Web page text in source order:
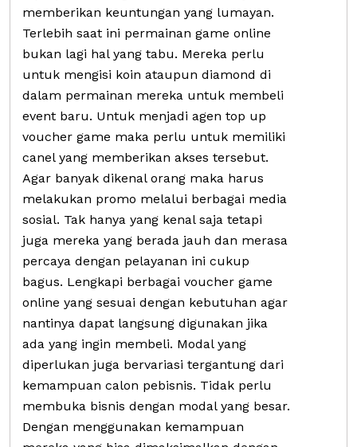
memberikan keuntungan yang lumayan.
Terlebih saat ini permainan game online
bukan lagi hal yang tabu. Mereka perlu
untuk mengisi koin ataupun diamond di
dalam permainan mereka untuk membeli
event baru. Untuk menjadi agen top up
voucher game maka perlu untuk memiliki
canel yang memberikan akses tersebut.
Agar banyak dikenal orang maka harus
melakukan promo melalui berbagai media
sosial. Tak hanya yang kenal saja tetapi
juga mereka yang berada jauh dan merasa
percaya dengan pelayanan ini cukup
bagus. Lengkapi berbagai voucher game
online yang sesuai dengan kebutuhan agar
nantinya dapat langsung digunakan jika
ada yang ingin membeli. Modal yang
diperlukan juga bervariasi tergantung dari
kemampuan calon pebisnis. Tidak perlu
membuka bisnis dengan modal yang besar.
Dengan menggunakan kemampuan